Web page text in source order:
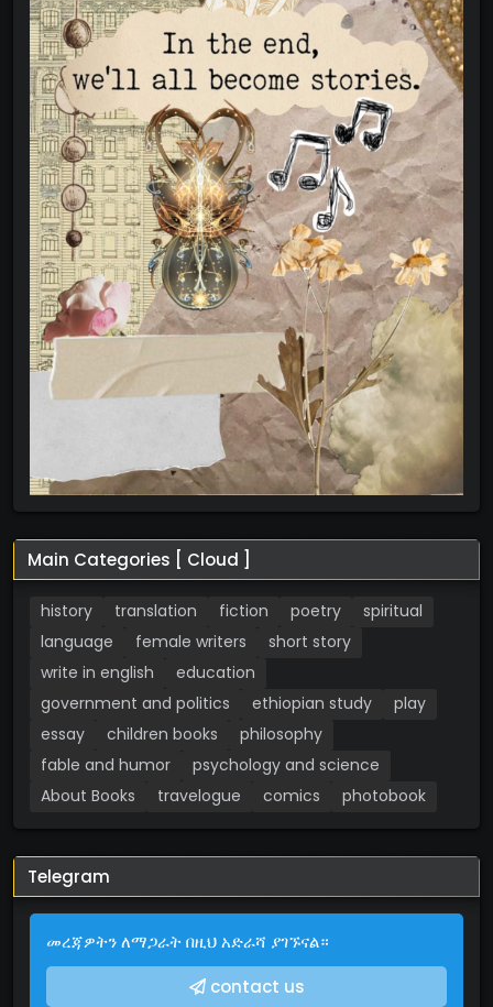
Main Categories [ Cloud ]
history translation fiction poetry
spiritual
language
female writers
short story
write in english
education
government and politics
ethiopian study
play
essay
children books
philosophy
fable and humor
psychology and science
About Books
travelogue comics photobook
Telegram
መረጃዎትን ለማጋራት በዚህ አድራሻ ያገኙናል።
contact us